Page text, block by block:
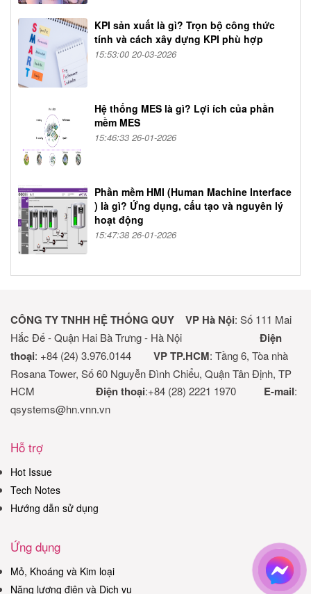
KPI sản xuất là gì? Trọn bộ công thức
tính và cách xây dựng KPI phù hợp
15:53:00 20-03-2026
Hệ thống MES là gì? Lợi ích của phần
mềm MES
15:46:33 26-01-2026
Phần mềm HMI (Human Machine Interface
) là gì? Ứng dụng, cấu tạo và nguyên lý
hoạt động
15:47:38 26-01-2026
CÔNG TY TNHH HỆ THỐNG QUY VP Hà Nội: Số 111 Mai
Hắc Đế - Quận Hai Bà Trưng - Hà Nội Điện
thoại: +84 (24) 3.976.0144 VP TP.HCM: Tầng 6, Tòa nhà
Rosana Tower, Số 60 Nguyễn Đình Chiểu, Quận Tân Định, TP
HCM Điện thoại:+84 (28) 2221 1970 E-mail:
qsystems@hn.vnn.vn
Hỗ trợ
Hot Issue
Tech Notes
Hướng dẫn sử dụng
Ứng dụng
Mỏ, Khoáng và Kim loại
Năng lượng điện và Dịch vụ